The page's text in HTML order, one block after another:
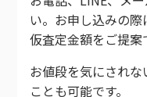
い。お申し込みの
仮査定金額をご提案
お値段を気にされな
ことも可能です。